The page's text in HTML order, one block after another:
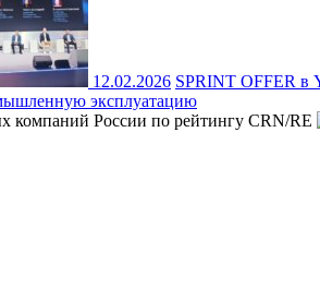
12.02.2026 SPRINT OFFER в
эксплуатацию